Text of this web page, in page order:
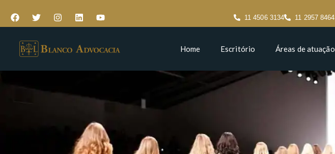
11 4506 3134 11 2957 8464
Home Escritório Áreas de atuação